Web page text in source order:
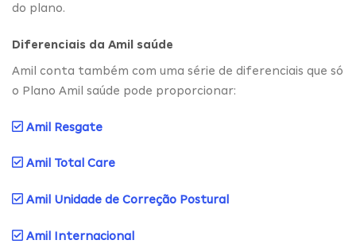
do plano.
Diferenciais da Amil saúde
Amil conta também com uma série de diferenciais que só
o Plano Amil saúde pode proporcionar:
Amil Resgate
Amil Total Care
Amil Unidade de Correção Postural
Amil Internacional